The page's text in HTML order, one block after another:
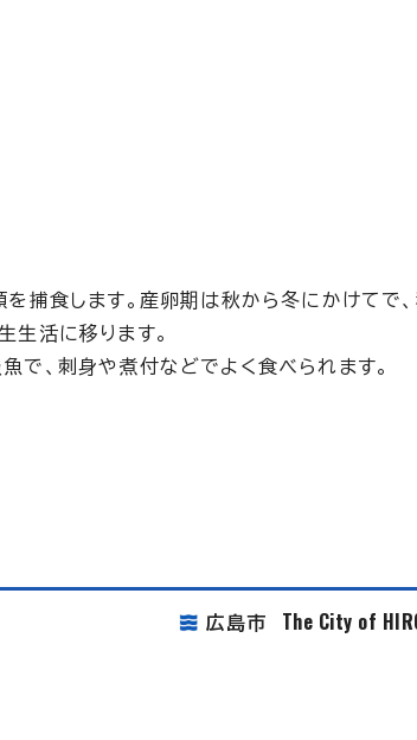
捕食します。産卵期は秋から冬にかけてで
活に移ります。
で、刺身や煮付などでよく食べられます。
広島市 The City of